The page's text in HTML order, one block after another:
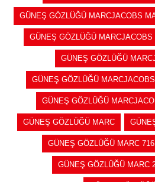
GÜNEŞ GÖZLÜĞÜ MARCJACOBS
GÜNEŞ GÖZLÜĞÜ
GÜNEŞ GÖZLÜĞÜ
GÜNEŞ GÖZLÜĞÜ
GÜNEŞ GÖZLÜĞÜ
GÜNEŞ GÖZLÜĞÜ MARC
GÜNEŞ GÖZLÜĞÜ MARC
GÜNEŞ GÖZLÜĞÜ MARC